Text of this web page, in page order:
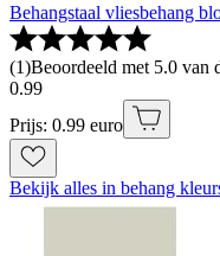
Behangstaal vliesbehang
(1)Beoordeeld met 5.0 van
0.99
Prijs: 0.99 euro
Bekijk alles in behang